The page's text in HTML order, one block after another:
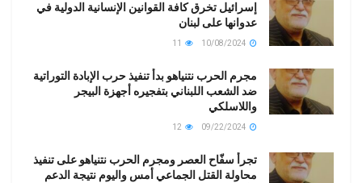
إسرائيل تخرق كافة القوانين الإنسانية الدولية في
عدوانها على لبنان
مجرم الحرب نتنياهو بدأ تنفيذ حرب الإبادة التوراتية
ضد الشعب اللبناني بتفجيره أجهزة البيجر
واللاسلكي
تجرأ سفّاح العصر ومجرم الحرب نتنياهو على تنفيذ
محاولة القتل الجماعي أمس واليوم نتيجة الدعم